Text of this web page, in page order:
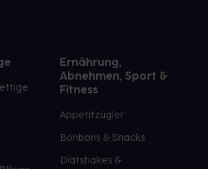
Ernährung,
Abnehmen, Sport &
Fitness
Appetitzügler
Bonbons & Snacks
Diätshakes &